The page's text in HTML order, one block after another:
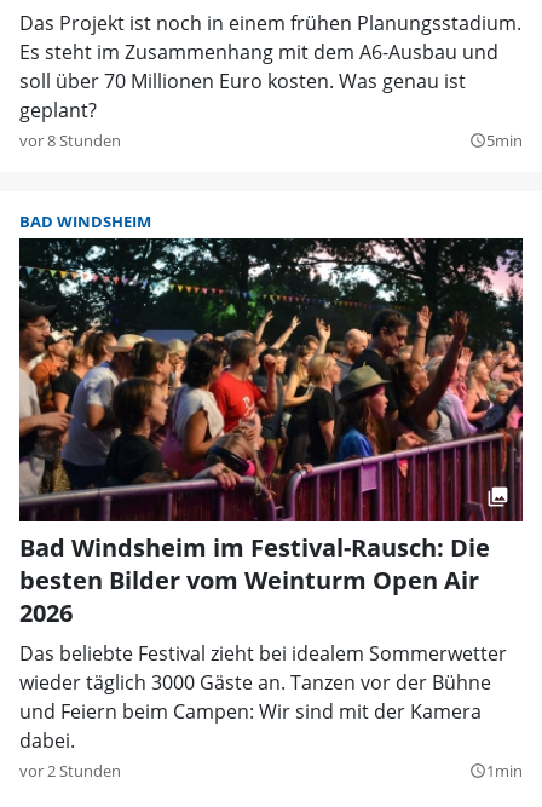
Das Projekt ist noch in einem frühen Planungsstadium.
Es steht im Zusammenhang mit dem A6-Ausbau und
soll über 70 Millionen Euro kosten. Was genau ist
geplant?
vor 8 Stunden query_builder5min
BAD WINDSHEIM
Bad Windsheim im Festival-Rausch: Die
besten Bilder vom Weinturm Open Air
2026
Das beliebte Festival zieht bei idealem Sommerwetter
wieder täglich 3000 Gäste an. Tanzen vor der Bühne
und Feiern beim Campen: Wir sind mit der Kamera
dabei.
vor 2 Stunden query_builder1min